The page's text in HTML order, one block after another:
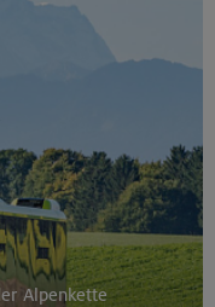
Alpenkette